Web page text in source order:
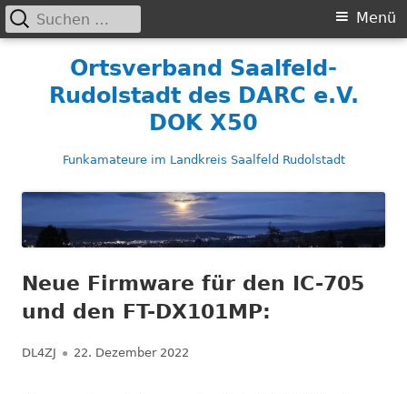
Ortsverband Saalfeld-
Rudolstadt des DARC e.V.
DOK X50
Funkamateure im Landkreis Saalfeld Rudolstadt
Primäres
Menü
Suchen
nach:
Neue Firmware für den IC-705
und den FT-DX101MP:
Autor
DL4ZJ Veröffentlicht
22. Dezember 2022